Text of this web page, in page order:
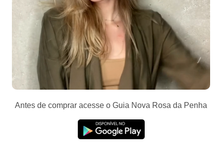
Antes de comprar acesse o Guia Nova Rosa da Penha